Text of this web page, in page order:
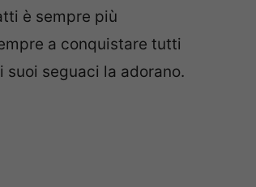
è sempre più
a conquistare tutti
seguaci la adorano.